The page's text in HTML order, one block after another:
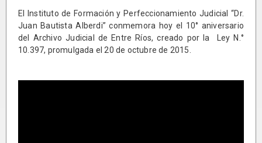
El Instituto de Formación y Perfeccionamiento Judicial “Dr.
Juan Bautista Alberdi” conmemora hoy el 10° aniversario
del Archivo Judicial de Entre Ríos, creado por la Ley N.°
10.397, promulgada el 20 de octubre de 2015.